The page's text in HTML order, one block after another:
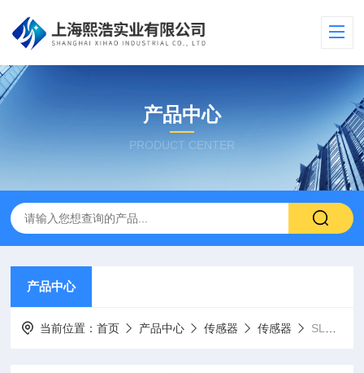
产品中心
PRODUCT CENTER
产品中心
当前位置：首页 产品中心 传感器 传感器 SLS激光转速传感器